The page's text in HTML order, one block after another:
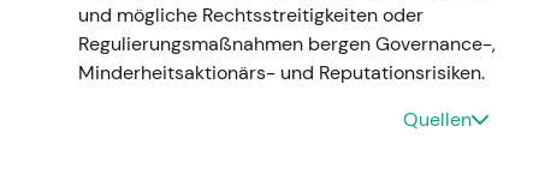
2021-09-20 — Großinvestition im
Elektronikbereich angekündigt- Ereignis: Merck
kündigte an, bis 2025 mehr als 3 Mrd. € (ca. 3,5
— für den Kapazitätsausbau, Forschung und
und mögliche Rechtsstreitigkeiten oder
Regulierungsmaßnahmen bergen Governance-,
Minderheitsaktionärs- und Reputationsrisiken.
Quellen